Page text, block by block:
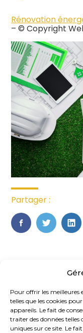
Pour offrir les meilleures
telles que les cookies
appareils. Le fait de
traiter des données
uniques sur ce site. Le
Rénovation
– © Copyright
Partager :
FaceBook
Twitter